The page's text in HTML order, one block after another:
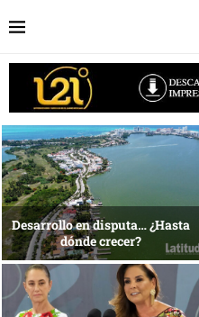
1 al 28 de agosto •
Fundación Isleña